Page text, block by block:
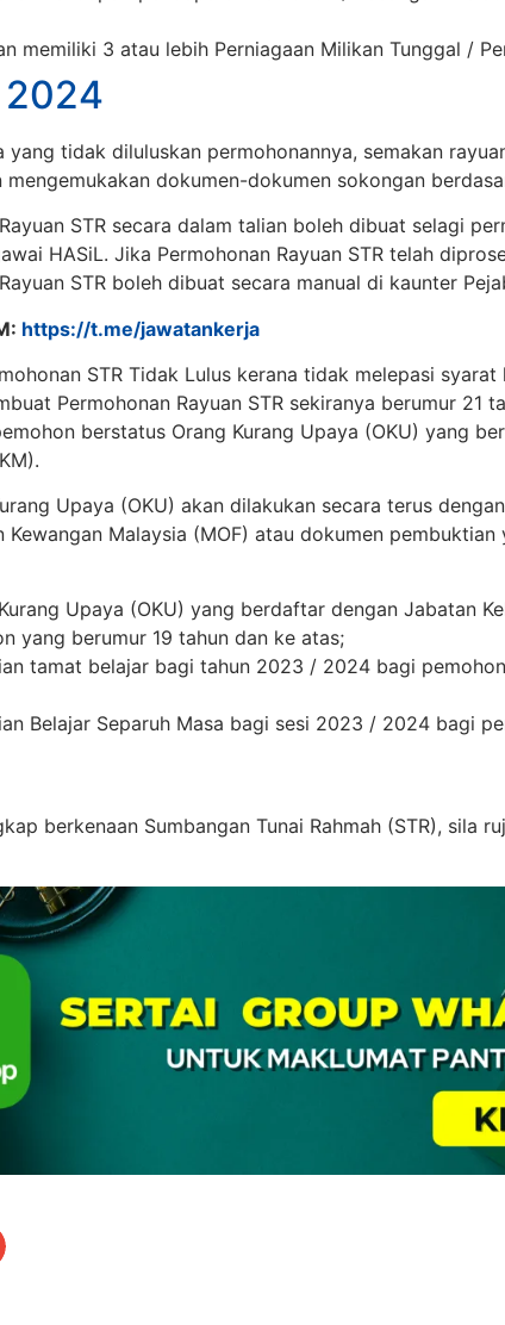
memiliki 3 atau lebih Perniagaan Milikan Tunggal /
2024
yang tidak diluluskan permohonannya, semakan
mengemukakan dokumen-dokumen sokongan
STR secara dalam talian boleh dibuat selagi
HASiL. Jika Permohonan Rayuan STR telah
STR boleh dibuat secara manual di kaunter
https://t.me/jawatankerja
STR Tidak Lulus kerana tidak melepasi
Permohonan Rayuan STR sekiranya berumur 21
berstatus Orang Kurang Upaya (OKU) yang
Upaya (OKU) akan dilakukan secara terus
Kewangan Malaysia (MOF) atau dokumen
Upaya (OKU) yang berdaftar dengan Jabatan
yang berumur 19 tahun dan ke atas;
tamat belajar bagi tahun 2023 / 2024 bagi
Belajar Separuh Masa bagi sesi 2023 / 2024 bagi
berkenaan Sumbangan Tunai Rahmah (STR), sila